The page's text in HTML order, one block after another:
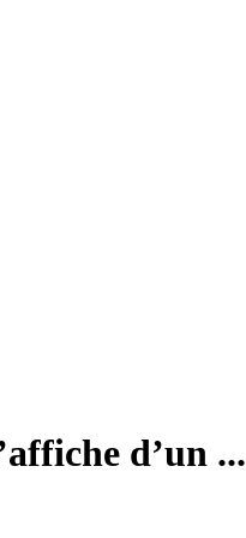
d’un ...